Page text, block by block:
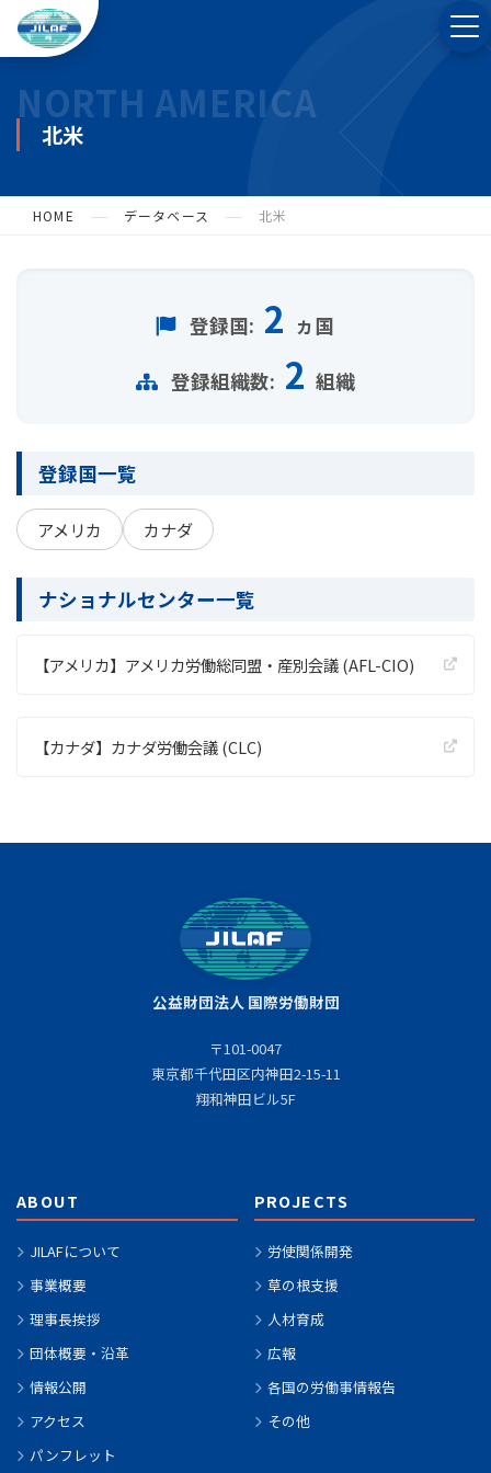
NORTH AMERICA
北米
HOME データベース 北米
登録国: 2 ヵ国
登録組織数: 2 組織
登録国一覧
アメリカ カナダ
ナショナルセンター一覧
【アメリカ】アメリカ労働総同盟・産別会議 (AFL-CIO)
【カナダ】カナダ労働会議 (CLC)
公益財団法人 国際労働財団
〒101-0047
東京都千代田区内神田2-15-11
翔和神田ビル5F
ABOUT
JILAFについて
事業概要
理事長挨拶
団体概要・沿革
情報公開
アクセス
パンフレット
PROJECTS
労使関係開発
草の根支援
人材育成
広報
各国の労働事情報告
その他